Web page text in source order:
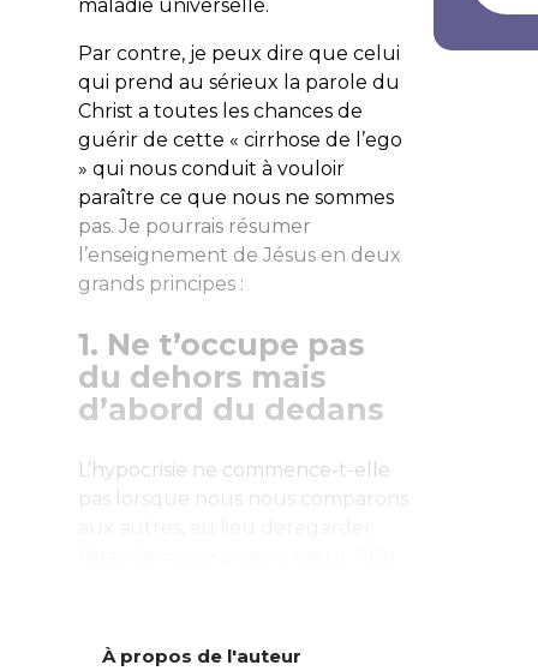
maladie universelle.
Par contre, je peux dire que celui
qui prend au sérieux la parole du
Christ a toutes les chances de
guérir de cette « cirrhose de l’ego
» qui nous conduit à vouloir
paraître ce que nous ne sommes
pas. Je pourrais résumer
l’enseignement de Jésus en deux
grands principes :
1. Ne t’occupe pas
du dehors mais
d’abord du dedans
L’hypocrisie ne commence-t-elle
pas lorsque nous nous comparons
À propos de l'auteur